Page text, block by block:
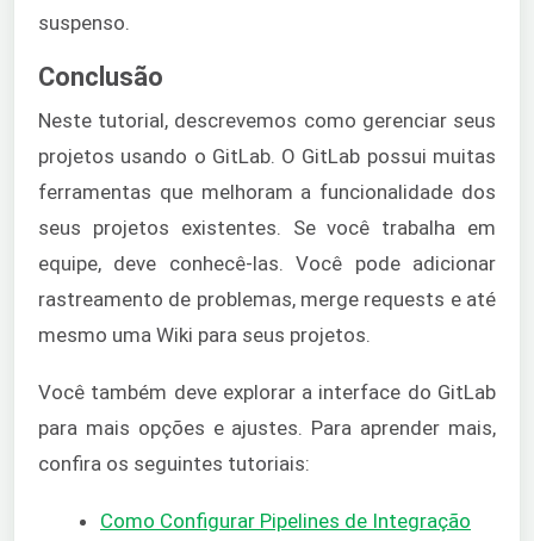
suspenso.
Conclusão
Neste tutorial, descrevemos como gerenciar seus
projetos usando o GitLab. O GitLab possui muitas
ferramentas que melhoram a funcionalidade dos
seus projetos existentes. Se você trabalha em
equipe, deve conhecê-las. Você pode adicionar
rastreamento de problemas, merge requests e até
mesmo uma Wiki para seus projetos.
Você também deve explorar a interface do GitLab
para mais opções e ajustes. Para aprender mais,
confira os seguintes tutoriais:
Como Configurar Pipelines de Integração